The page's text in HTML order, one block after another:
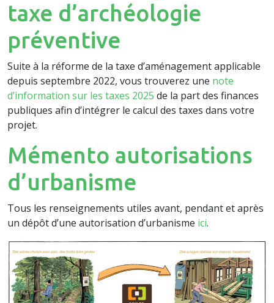
taxe d’archéologie
préventive
Suite à la réforme de la taxe d’aménagement applicable
depuis septembre 2022, vous trouverez une note
d’information sur les taxes 2025 de la part des finances
publiques afin d’intégrer le calcul des taxes dans votre
projet.
Mémento autorisations
d’urbanisme
Tous les renseignements utiles avant, pendant et après
un dépôt d’une autorisation d’urbanisme ici.